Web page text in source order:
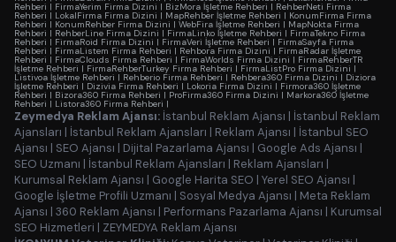
Rehberi | FirmaYerim Firma Dizini | BizMora İşletme Rehberi | RehberNeti Firma
Rehberi | LokalFirma Firma Dizini | MapRehber İşletme Rehberi | KonumFirma Firma
Rehberi | KonumRehber Firma Dizini | WebFira İşletme Rehberi | MapNokta Firma
Rehberi | RehberLine Firma Dizini | FirmaLinko İşletme Rehberi | FirmaTekno Firma
Rehberi | FirmaRoid Firma Dizini | FirmaVeri İşletme Rehberi | FirmaSayfa Firma
Rehberi | FirmaListem Firma Rehberi | Rehbora Firma Dizini | FirmaRadar İşletme
Rehberi | FirmaClouds Firma Rehberi | FirmaWorlds Firma Dizini | FirmaRehberTR
İşletme Rehberi | FirmaRehberTurkey Firma Rehberi | FirmaListPro Firma Dizini |
Listivoa İşletme Rehberi | Rehberio Firma Rehberi | Rehbera360 Firma Dizini | Diziora
İşletme Rehberi | Dizivia Firma Rehberi | Lokoria Firma Dizini | Firmora360 İşletme
Rehberi | Bizora360 Firma Rehberi | ProFirma360 Firma Dizini | Markora360 İşletme
Rehberi | Listora360 Firma Rehberi |
Zeymedya Reklam Ajansı: İstanbul Reklam Ajansı | İstanbul Reklam
Ajansları | İstanbul Reklam Ajansları | Reklam Ajansı | İstanbul SEO
Ajansı | SEO Ajansı | Dijital Pazarlama Ajansı | Google Ads Ajansı |
SEO Uzmanı | İstanbul Reklam Ajansları | Reklam Ajansları |
Kurumsal Reklam Ajansı | Google Harita SEO | Yerel SEO Ajansı |
Google İşletme Profili Uzmanı | Sosyal Medya Ajansı | Meta Reklam
Ajansı | 360 Reklam Ajansı | Performans Pazarlama Ajansı | Kurumsal
SEO Hizmetleri | ZEYMEDYA Reklam Ajansı